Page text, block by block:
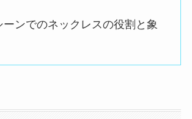
ーンでのネックレスの役割と象